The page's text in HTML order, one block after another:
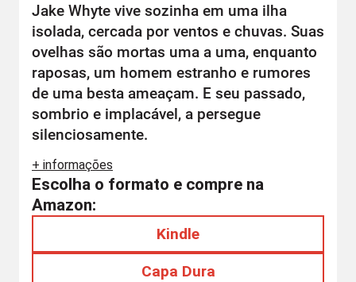
Jake Whyte vive sozinha em uma ilha
isolada, cercada por ventos e chuvas. Suas
ovelhas são mortas uma a uma, enquanto
raposas, um homem estranho e rumores
de uma besta ameaçam. E seu passado,
sombrio e implacável, a persegue
silenciosamente.
+ informações
Escolha o formato e compre na
Amazon:
Kindle
Capa Dura